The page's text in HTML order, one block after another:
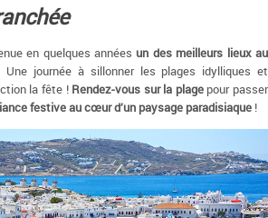
en quelques années un des meilleurs lieux au
Une journée à sillonner les plages idylliques et
la fête ! Rendez-vous sur la plagepour passer
festive au cœur d’un paysage paradisiaque !